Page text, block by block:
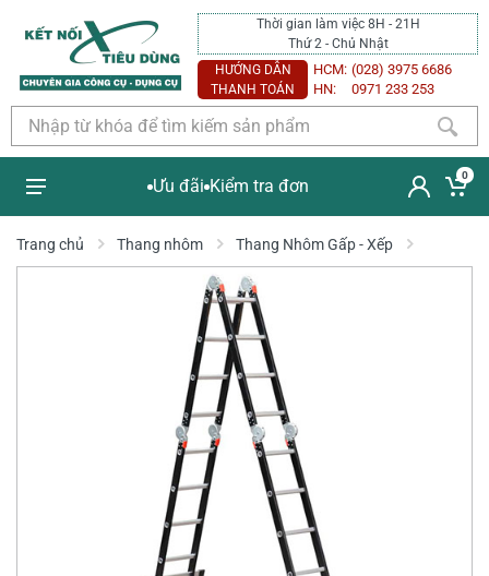
Thời gian làm việc 8H - 21H
Thứ 2 - Chủ Nhật
HƯỚNG DẪN
THANH TOÁN
HCM: (028) 3975 6686
HN:
0971 233 253
Ưu đãi Kiểm tra đơn
0
Trang chủ Thang nhôm Thang Nhôm Gấp - Xếp